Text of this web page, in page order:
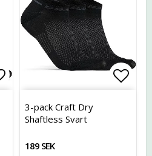
Lägg till i favoritlistan
3-pack Craft Dry
Shaftless Svart
189 SEK